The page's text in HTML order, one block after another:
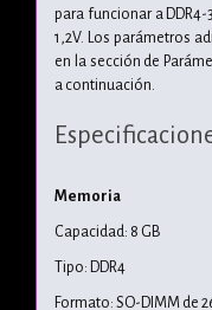
para funcionar a
1,2V. Los parámetros
en la sección de
a continuación.
Memoria
Capacidad: 8 GB
Tipo: DDR4
Formato: SO-DIMM de